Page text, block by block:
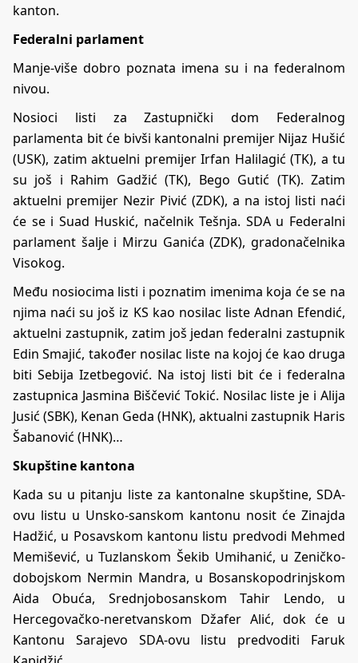
kanton.
Federalni parlament
Manje-više dobro poznata imena su i na federalnom
nivou.
Nosioci listi za Zastupnički dom Federalnog
parlamenta bit će bivši kantonalni premijer Nijaz Hušić
(USK), zatim aktuelni premijer Irfan Halilagić (TK), a tu
su još i Rahim Gadžić (TK), Bego Gutić (TK). Zatim
aktuelni premijer Nezir Pivić (ZDK), a na istoj listi naći
će se i Suad Huskić, načelnik Tešnja. SDA u Federalni
parlament šalje i Mirzu Ganića (ZDK), gradonačelnika
Visokog.
Među nosiocima listi i poznatim imenima koja će se na
njima naći su još iz KS kao nosilac liste Adnan Efendić,
aktuelni zastupnik, zatim još jedan federalni zastupnik
Edin Smajić, također nosilac liste na kojoj će kao druga
biti Sebija Izetbegović. Na istoj listi bit će i federalna
zastupnica Jasmina Biščević Tokić. Nosilac liste je i Alija
Jusić (SBK), Kenan Geda (HNK), aktualni zastupnik Haris
Šabanović (HNK)…
Skupštine kantona
Kada su u pitanju liste za kantonalne skupštine, SDA-
ovu listu u Unsko-sanskom kantonu nosit će Zinajda
Hadžić, u Posavskom kantonu listu predvodi Mehmed
Memišević, u Tuzlanskom Šekib Umihanić, u Zeničko-
dobojskom Nermin Mandra, u Bosanskopodrinjskom
Aida Obuća, Srednjobosanskom Tahir Lendo, u
Hercegovačko-neretvanskom Džafer Alić, dok će u
Kantonu Sarajevo SDA-ovu listu predvoditi Faruk